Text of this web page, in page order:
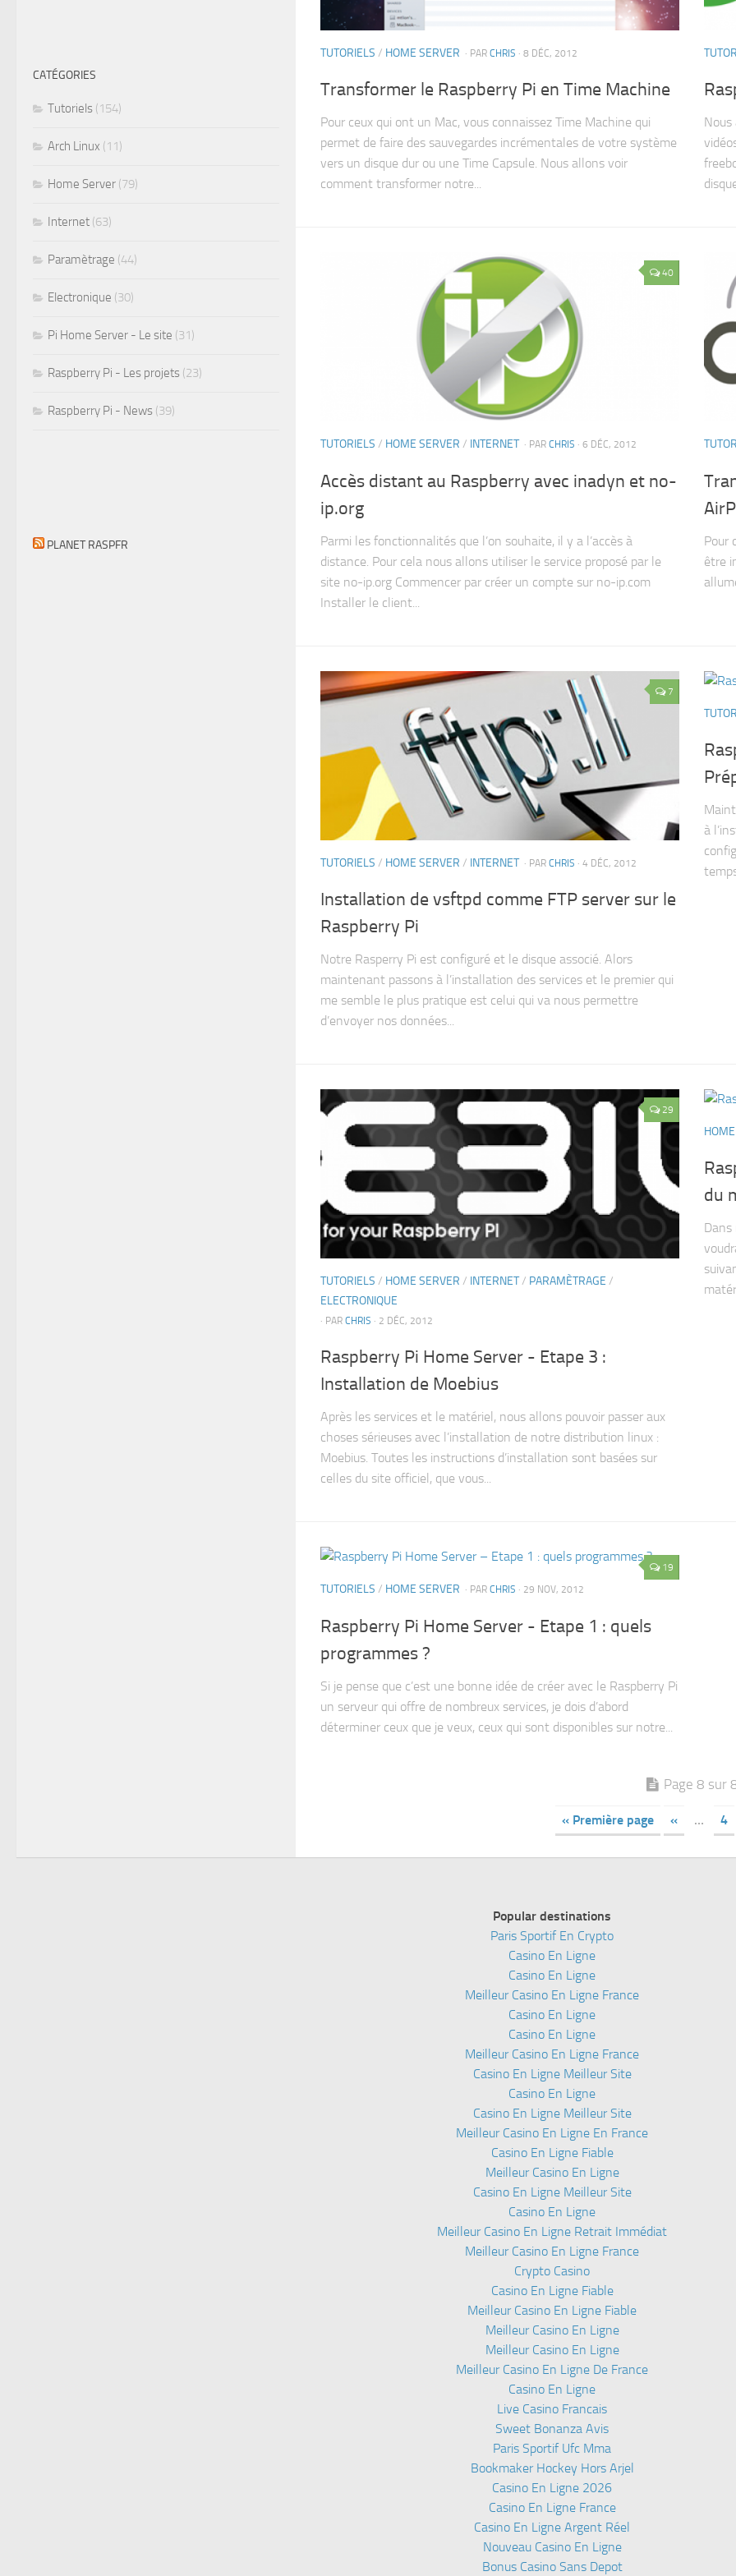
TUTORIELS / HOME SERVER · PAR CHRIS · 8 DÉC, 2012
Transformer le Raspberry Pi en Time Machine
Pour ceux qui ont un Mac, vous connaissez Time Machine qui
permet de faire des sauvegardes incrémentales de votre système
vers un disque dur ou une Time Capsule. Nous allons voir
comment transformer notre...
40
TUTORIELS / HOME SERVER / INTERNET · PAR CHRIS · 6 DÉC, 2012
Accès distant au Raspberry avec inadyn et no-
ip.org
Parmi les fonctionnalités que l’on souhaite, il y a l’accès à
distance. Pour cela nous allons utiliser le service proposé par le
site no-ip.org Commencer par créer un compte sur no-ip.com
Installer le client...
Pour
être
7
TUTORIELS / HOME SERVER / INTERNET · PAR CHRIS · 4 DÉC, 2012
Installation de vsftpd comme FTP server sur le
Raspberry Pi
Notre Rasperry Pi est configuré et le disque associé. Alors
maintenant passons à l’installation des services et le premier qui
me semble le plus pratique est celui qui va nous permettre
d’envoyer nos données...
à
29
TUTORIELS / HOME SERVER / INTERNET/ PARAMÈTRAGE /
ELECTRONIQUE
· PAR CHRIS · 2 DÉC, 2012
Raspberry Pi Home Server - Etape 3 :
Installation de Moebius
Après les services et le matériel, nous allons pouvoir passer aux
choses sérieuses avec l’installation de notre distribution linux :
Moebius. Toutes les instructions d’installation sont basées sur
celles du site officiel, que vous...
du
Dans
19
TUTORIELS / HOME SERVER · PAR CHRIS · 29 NOV, 2012
Raspberry Pi Home Server - Etape 1 : quels
programmes ?
Si je pense que c’est une bonne idée de créer avec le Raspberry Pi
un serveur qui offre de nombreux services, je dois d’abord
déterminer ceux que je veux, ceux qui sont disponibles sur notre...
Page 8 sur
« Première page « … 4
CATÉGORIES
Tutoriels (154)
Arch Linux (11)
Home Server (79)
Internet (63)
Paramètrage (44)
Electronique (30)
Pi Home Server - Le site (31)
Raspberry Pi - Les projets (23)
Raspberry Pi - News (39)
PLANET RASPFR
Popular destinations
Paris Sportif En Crypto
Casino En Ligne
Casino En Ligne
Meilleur Casino En Ligne France
Casino En Ligne
Casino En Ligne
Meilleur Casino En Ligne France
Casino En Ligne Meilleur Site
Casino En Ligne
Casino En Ligne Meilleur Site
Meilleur Casino En Ligne En France
Casino En Ligne Fiable
Meilleur Casino En Ligne
Casino En Ligne Meilleur Site
Casino En Ligne
Meilleur Casino En Ligne Retrait Immédiat
Meilleur Casino En Ligne France
Crypto Casino
Casino En Ligne Fiable
Meilleur Casino En Ligne Fiable
Meilleur Casino En Ligne
Meilleur Casino En Ligne
Meilleur Casino En Ligne De France
Casino En Ligne
Live Casino Francais
Sweet Bonanza Avis
Paris Sportif Ufc Mma
Bookmaker Hockey Hors Arjel
Casino En Ligne 2026
Casino En Ligne France
Casino En Ligne Argent Réel
Nouveau Casino En Ligne
Bonus Casino Sans Depot